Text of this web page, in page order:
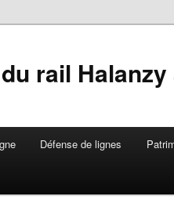
rail Halanzy
Défense de lignes